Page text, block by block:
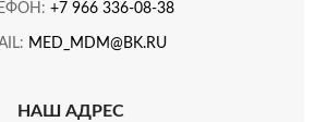
+7 966 336-08-38
MED_MDM@BK.RU
НАШ АДРЕС